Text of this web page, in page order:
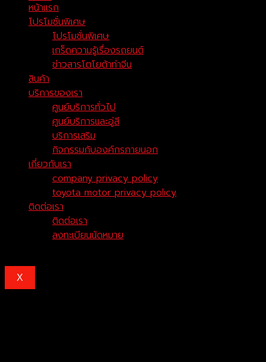
หน้าแรก
โปรโมชั่นพิเศษ
โปรโมชั่นพิเศษ
เกร็ดความรู้เรื่องรถยนต์
ข่าวสารโตโยต้าท่าจีน
สินค้า
บริการของเรา
ศูนย์บริการทั่วไป
ศูนย์บริการและอู่สี
บริการเสริม
กิจกรรมกับองค์กรภายนอก
เกี่ยวกับเรา
company privacy policy
toyota motor privacy policy
ติดต่อเรา
ติดต่อเรา
ลงทะเบียนนัดหมาย
X